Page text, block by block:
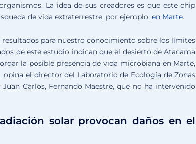
La idea de sus creadores es que este chip
de vida extraterrestre, por ejemplo, en Marte.
para nuestro conocimiento sobre los límites
de este estudio indican que el desierto de Atacama
la posible presencia de vida microbiana en Marte,
opina el director del Laboratorio de Ecología de Zonas
Carlos, Fernando Maestre, que no ha intervenido
solar provocan daños en el